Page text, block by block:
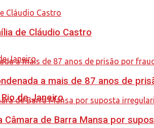
de Janeiro
de Cláudio Castro
a mais de 87 anos de
de Barra Mansa por